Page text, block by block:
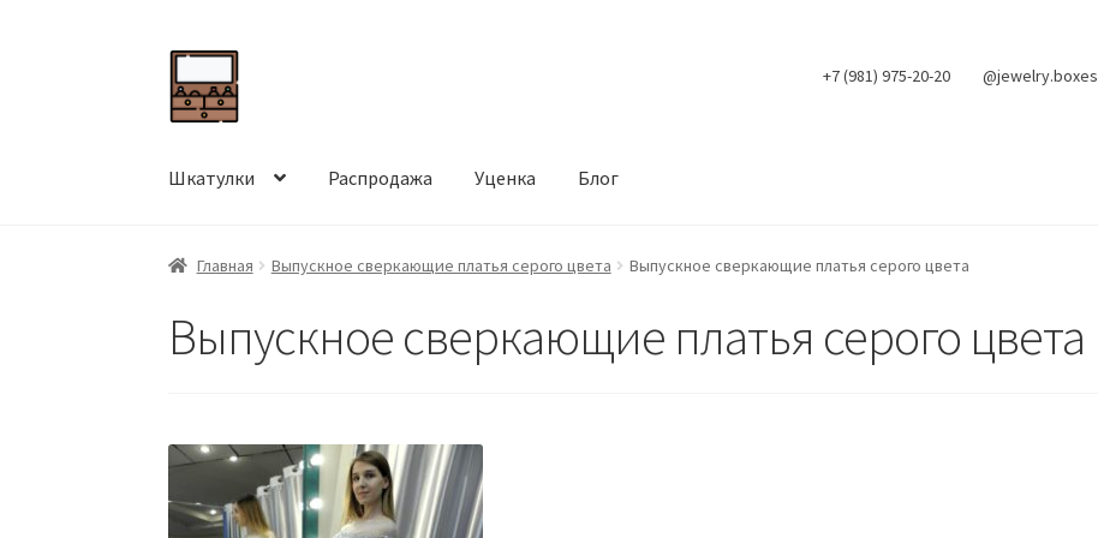
Перейти
к
навигации
Перейти
к
содержимому
+7 (981) 975-20-20 @jewelry.boxes
Шкатулки Распродажа Уценка Блог
Главная Выпускное сверкающие платья серого цвета Выпускное сверкающие платья серого цвета
Выпускное сверкающие платья серого цвета